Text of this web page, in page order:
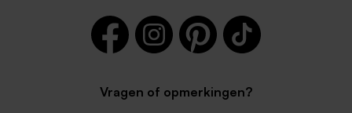
Vragen of opmerkingen?